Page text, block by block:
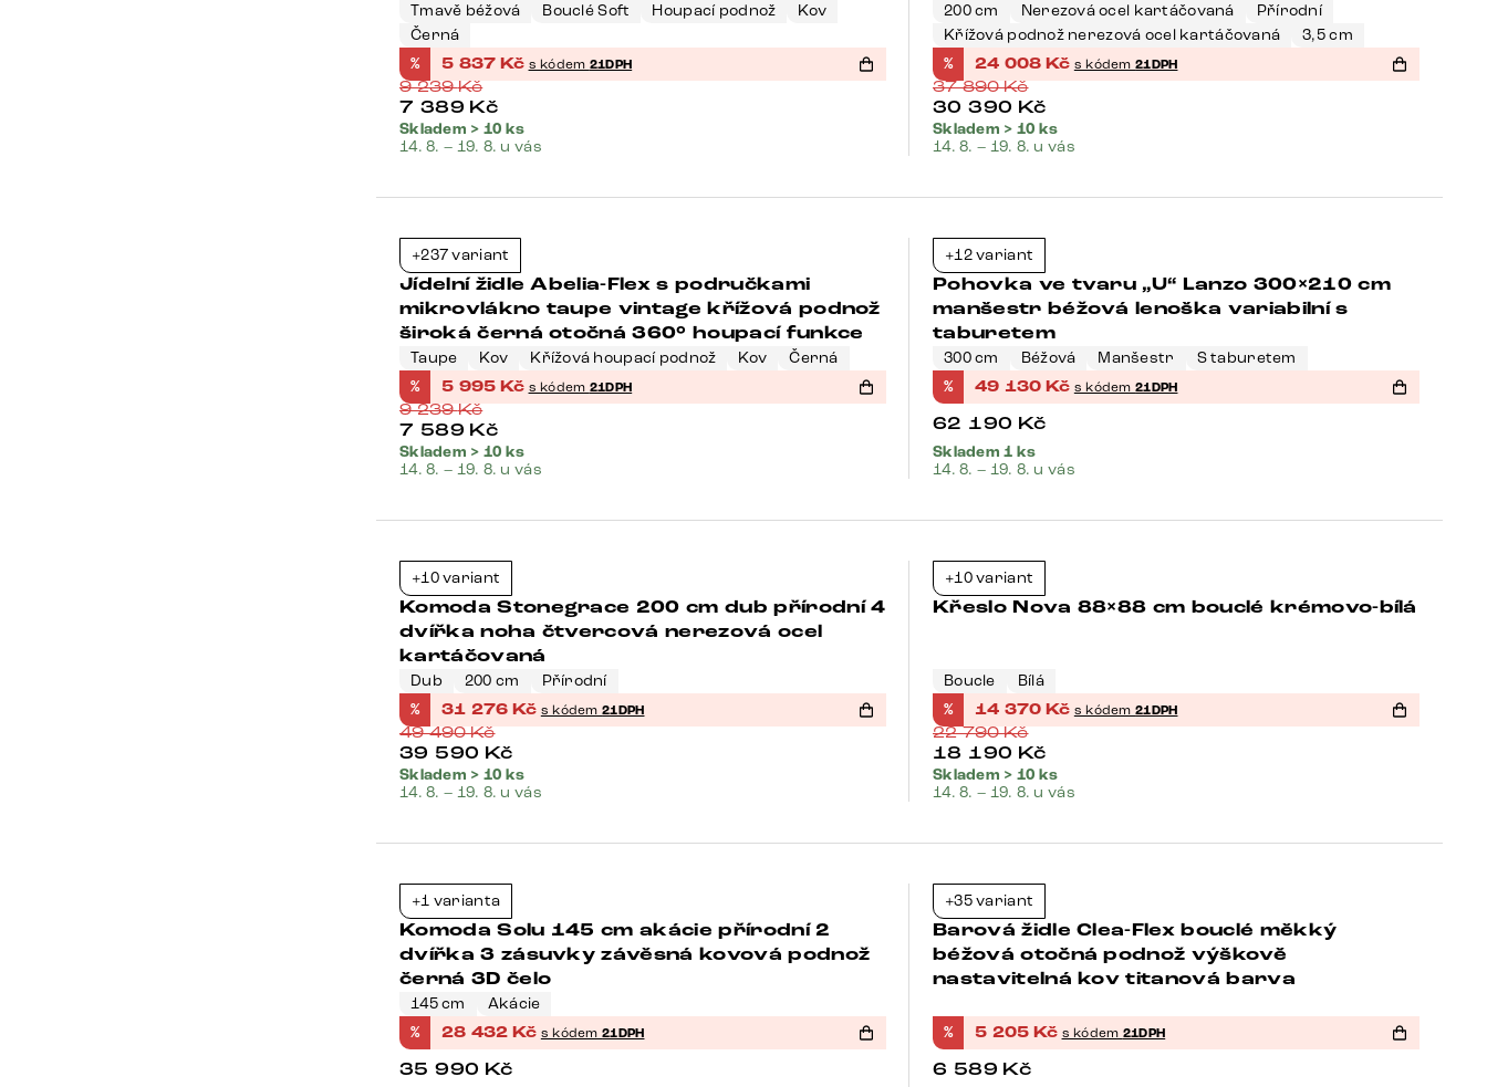
Tmavě béžová Bouclé Soft Houpací podnož
Kov
Černá
% 5 837 Kč s kódem 21DPH
9 239Kč
7 389 Kč
Skladem > 10 ks
14. 8. – 19. 8. u vás
200 cm Nerezová ocel kartáčovaná
Přírodní
Křížová podnož nerezová ocel kartáčovaná
3,5 cm
% 24 008 Kč s kódem21DPH
37 890Kč
30 390 Kč
Skladem > 10 ks
14. 8. – 19. 8. u vás
Bestseller
+237 variant
Jídelní židle Abelia-Flex s područkami
mikrovlákno taupe vintage křížová podnož
široká černá otočná 360° houpací funkce
Taupe Kov Křížová houpací podnož Kov Černá
% 5 995 Kč s kódem 21DPH
9 239Kč
7 589 Kč
Skladem > 10 ks
14. 8. – 19. 8. u vás
Bestseller
+12 variant
Pohovka ve tvaru „U“ Lanzo 300×210 cm
manšestr béžová lenoška variabilní s
taburetem
300 cm Béžová Manšestr S taburetem
% 49 130 Kč s kódem21DPH
62 190 Kč
Skladem 1 ks
14. 8. – 19. 8. u vás
Bestseller
+10 variant
Komoda Stonegrace 200 cm dub přírodní 4
dvířka noha čtvercová nerezová ocel
kartáčovaná
Dub 200 cm Přírodní
% 31 276 Kč s kódem21DPH
49 490Kč
39 590 Kč
Skladem > 10 ks
14. 8. – 19. 8. u vás
Bestseller
+10 variant
Křeslo Nova 88×88 cm bouclé krémovo-bílá
Boucle Bílá
% 14 370 Kč s kódem21DPH
22 790Kč
18 190 Kč
Skladem > 10 ks
14. 8. – 19. 8. u vás
Bestseller
+1 varianta
Komoda Solu 145 cm akácie přírodní 2
dvířka 3 zásuvky závěsná kovová podnož
černá 3D čelo
145 cm Akácie
% 28 432 Kč s kódem21DPH
35 990 Kč
Bestseller
+35 variant
Barová židle Clea-Flex bouclé měkký
béžová otočná podnož výškově
nastavitelná kov titanová barva
% 5 205 Kč s kódem 21DPH
6 589 Kč